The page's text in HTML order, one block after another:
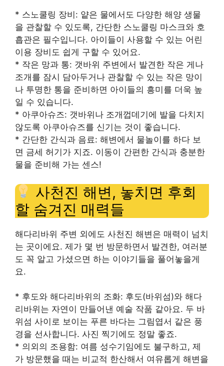
* 스노쿨링 장비: 얕은 물에서도 다양한 해양 생물
을 관찰할 수 있도록, 간단한 스노쿨링 마스크와 호
흡관은 필수입니다. 아이들이 사용할 수 있는 어린
이용 장비도 쉽게 구할 수 있어요.
* 작은 망과 통: 갯바위 주변에서 발견한 작은 게나
조개를 잠시 담아두거나 관찰할 수 있는 작은 망이
나 투명한 통을 준비하면 아이들의 흥미를 더욱 높
일 수 있습니다.
* 아쿠아슈즈: 갯바위나 조개껍데기에 발을 다치지
않도록 아쿠아슈즈를 신기는 것이 좋습니다.
* 간단한 간식과 음료: 해변에서 물놀이를 하다 보
면 금세 허기가 지죠. 이동이 간편한 간식과 충분한
물을 준비해 가는 센스!
사천진 해변, 놓치면 후회
할 숨겨진 매력들
해다리바위 주변 외에도 사천진 해변은 매력이 넘치
는 곳이에요. 제가 몇 번 방문하면서 발견한, 여러분
도 꼭 알고 가셨으면 하는 이야기들을 풀어놓을게
요.
* 후도와 해다리바위의 조화: 후도(바위섬)와 해다
리바위는 자연이 만들어낸 예술 작품 같아요. 두 바
위섬 사이로 보이는 푸른 바다는 그림엽서 같은 풍
경을 선사합니다. 사진 찍기에도 정말 좋죠.
* 의외의 조용함: 여름 성수기임에도 불구하고, 제
가 방문했을 때는 비교적 한산해서 여유롭게 해변을